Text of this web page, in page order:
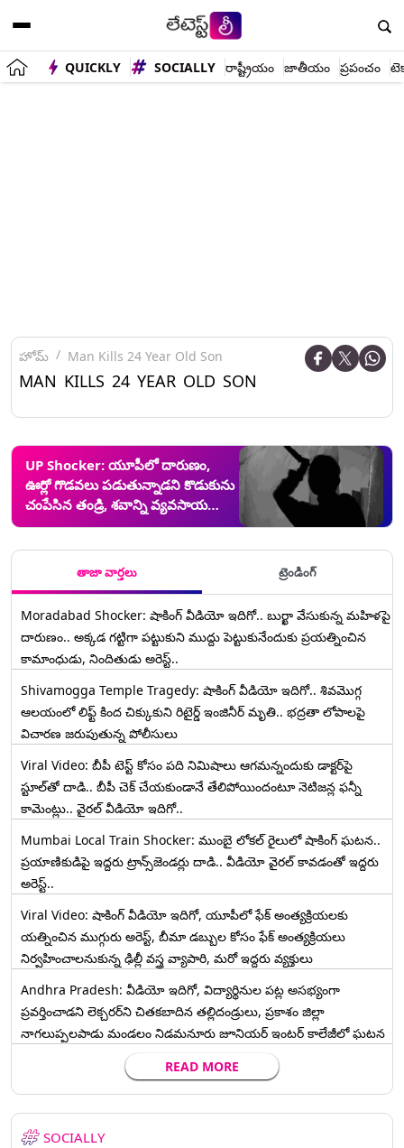
QUICKLY SOCIALLY రాష్ట్రీయం జాతీయం ప్రపంచం
హోమ్ Man Kills 24 Year Old Son
MAN KILLS 24 YEAR OLD SON
UP Shocker: యూపీలో దారుణం,
ఊర్లో గొడవలు పడుతున్నాడని కొడుకును
చంపేసిన తండ్రి, శవాన్ని వ్యవసాయ
క్షేత్రంలో పూడ్చిపెట్టి పరార్, నిందితుడిని
తాజా వార్తలు ట్రెండింగ్
Moradabad Shocker: షాకింగ్ వీడియో ఇదిగో.. బుర్ఖా వేసుకున్న మహిళపై
దారుణం.. అక్కడ గట్టిగా పట్టుకుని ముద్దు పెట్టుకునేందుకు ప్రయత్నించిన
కామాంధుడు, నిందితుడు అరెస్ట్..
Shivamogga Temple Tragedy: షాకింగ్ వీడియో ఇదిగో.. శివమొగ్గ
ఆలయంలో లిఫ్ట్ కింద చిక్కుకుని రిటైర్డ్ ఇంజినీర్ మృతి.. భద్రతా లోపాలపై
విచారణ జరుపుతున్న పోలీసులు
Viral Video: బీపీ టెస్ట్‌ కోసం పది నిమిషాలు ఆగమన్నందుకు డాక్టర్‌పై
స్టూల్‌తో దాడి.. బీపీ చెక్ చేయకుండానే తేలిపోయిందంటూ నెటిజన్ల ఫన్నీ
కామెంట్లు.. వైరల్ వీడియో ఇదిగో..
Mumbai Local Train Shocker: ముంబై లోకల్ రైలులో షాకింగ్ ఘటన..
ప్రయాణికుడిపై ఇద్దరు ట్రాన్స్‌జెండర్లు దాడి.. వీడియో వైరల్ కావడంతో ఇద్దరు
అరెస్ట్..
Viral Video: షాకింగ్ వీడియో ఇదిగో, యూపీలో ఫేక్ అంత్యక్రియలకు
యత్నించిన ముగ్గురు అరెస్ట్, బీమా డబ్బుల కోసం ఫేక్ అంత్యక్రియలు
నిర్వహించాలనుకున్న ఢిల్లీ వస్త్ర వ్యాపారి, మరో ఇద్దరు వ్యక్తులు
Andhra Pradesh: వీడియో ఇదిగో, విద్యార్థినుల పట్ల అసభ్యంగా
ప్రవర్తించాడని లెక్చ‌ర‌ర్‌ని చిత‌క‌బాదిన త‌ల్లిదండ్రులు, ప్రకాశం జిల్లా
నాగలుప్పలపాడు మండలం నిడమనూరు జూనియర్ ఇంటర్ కాలేజీలో ఘటన
READ MORE
SOCIALLY